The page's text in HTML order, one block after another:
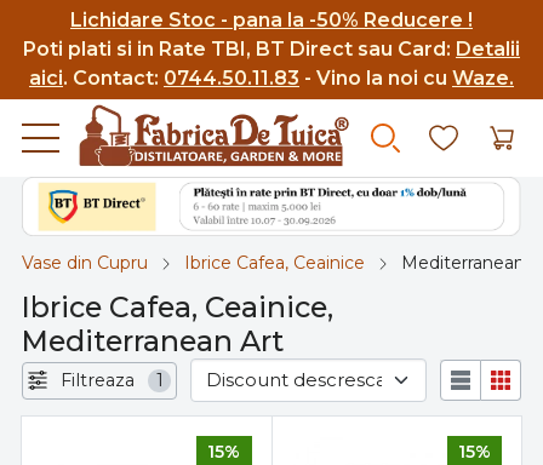
Lichidare Stoc - pana la -50% Reducere !
Poti plati si in Rate TBI, BT Direct sau Card: Detalii
aici. Contact: 0744.50.11.83 - Vino la noi cu Waze.
Vase din Cupru Ibrice Cafea, Ceainice Mediterranean
Ibrice Cafea, Ceainice,
Mediterranean Art
Filtreaza 1
15% 15%